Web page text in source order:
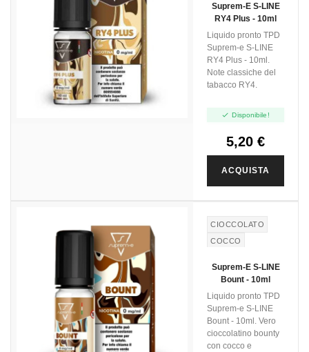
Suprem-E S-LINE
RY4 Plus - 10ml
Liquido pronto TPD
Suprem-e S-LINE
RY4 Plus - 10ml.
Note classiche del
tabacco RY4.
 Disponibile!
5,20 €
ACQUISTA
CIOCCOLATO
COCCO
Suprem-E S-LINE
Bount - 10ml
Liquido pronto TPD
Suprem-e S-LINE
Bount - 10ml. Vero
cioccolatino bounty
con cocco e